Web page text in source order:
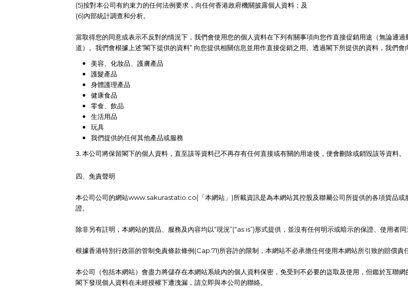
(5)按對本公司有約束力的任何法例要求，向任何香港政府機關披露個人資料；及
(6)內部統計調查和分析。
當取得您的同意或表示不反對的情況下，我們會使用您的個人資料在下列有關事項向您作直接促銷用途（無論通
道）。 我們會根據上述“閣下提供的資料” 向您提供相關信息並用作直接促銷之用。透過閣下所提供的資料，我們會
美容、化妝品、護膚產品
護髮產品
身體護理產品
健康食品
零食、飲品
生活用品
玩具
我們提供的任何其他產品或服務
3. 本公司將保留閣下的個人資料，直至該等資料已不再存有任何直接或有關的用途後，便會刪除或銷毀該等資料。
四、免責聲明
本公司公司的網站www.sakurastatio.co(「本網站」)所載資訊是為本網站其控股及聯屬公司所提供的各項貨品
證。
除非另有註明，本網站的貨品、服務及內容均以“現況”(“as is”)形式提供，並沒有任何明示或暗示的保證、使用者同
根據香港特別行政區的管制免責條款條例(Cap.71)所容許的限制，本網站不必承擔任何使用本網站所引致的賠償責
本公司（包括本網站）會盡力將儲存在本網站系統內的個人資料保密，免受到不必要的盜取及使用，但鑑於互聯
閣下發現個人資料在未經授權下遭洩漏，請立即與本公司的聯絡。